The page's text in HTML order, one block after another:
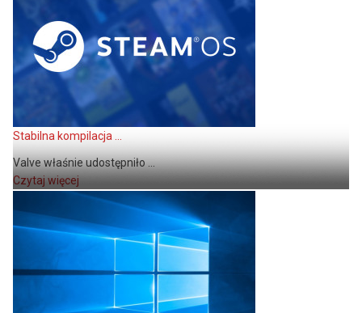
Stabilna kompilacja ...
Valve właśnie udostępniło ...
Czytaj więcej